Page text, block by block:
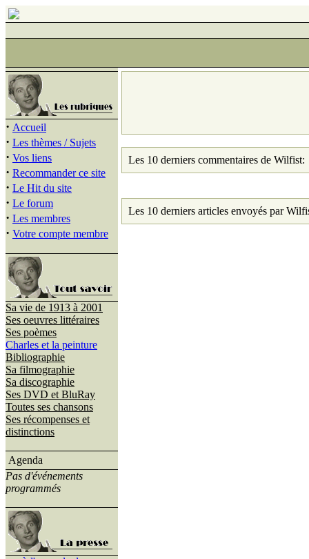
· Accueil
· Les thèmes / Sujets
· Vos liens
· Recommander ce site
· Le Hit du site
· Le forum
· Les membres
· Votre compte membre
Sa vie de 1913 à 2001
Ses oeuvres littéraires
Ses poèmes
Charles et la peinture
Bibliographie
Sa filmographie
Sa discographie
Ses DVD et BluRay
Toutes ses chansons
Ses récompenses et
distinctions
Agenda
Pas d'événements
programmés
Les 10 derniers commentaires de Wilfist:
Les 10 derniers articles envoyés par